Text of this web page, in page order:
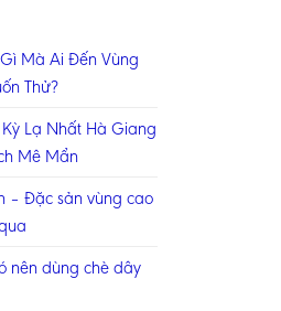
Mà Ai Đến Vùng
Thử?
Lạ Nhất Hà Giang
Mê Mẩn
– Đặc sản vùng cao
nên dùng chè dây